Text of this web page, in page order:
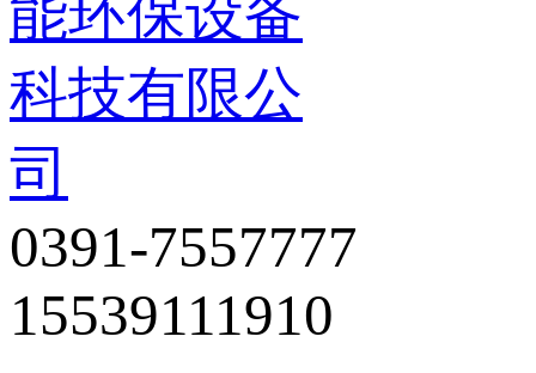
0391-7557777
15539111910